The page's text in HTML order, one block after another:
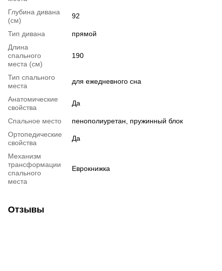
Глубина дивана
(см)
92
Тип дивана
прямой
Длина
спального
места (см)
190
Тип спального
места
для ежедневного сна
Анатомические
свойства
Да
Спальное место
пенополиуретан, пружинный блок
Ортопедические
свойства
Да
Механизм
трансформации
спального
места
Еврокнижка
Отзывы